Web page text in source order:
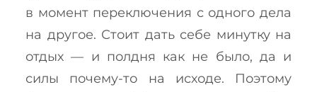
в момент переключения с одного дела
на другое. Стоит дать себе минутку на
отдых — и полдня как не было, да и
силы почему-то на исходе. Поэтому